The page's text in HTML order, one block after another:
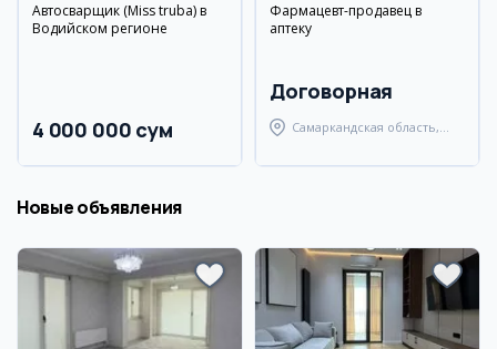
Автосварщик (Miss truba) в
Водийском регионе
4 000 000 сум
Фармацевт-продавец в
аптеку
Договорная
Самаркандская область,
Новые объявления